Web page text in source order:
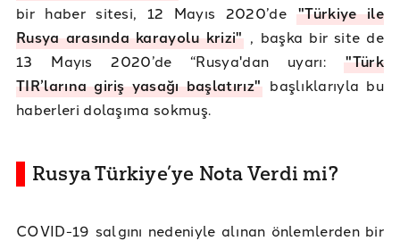
bir haber sitesi, 12 Mayıs 2020’de"Türkiye ile
Rusya arasında karayolu krizi" , başka bir site de
13 Mayıs 2020’de “Rusya'dan uyarı:"Türk
TIR’larına giriş yasağı başlatırız" başlıklarıyla bu
haberleri dolaşıma sokmuş.
Rusya Türkiye’ye Nota Verdi mi?
COVID-19 salgını nedeniyle alınan önlemlerden bir